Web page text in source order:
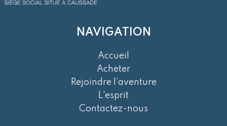
NAVIGATION
Accueil
Acheter
Rejoindre l'aventure
L'esprit
Contactez-nous